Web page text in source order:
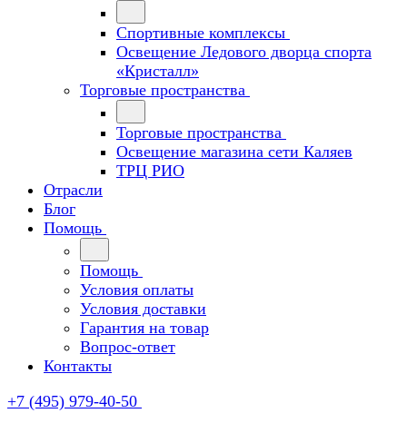
Спортивные комплексы
Освещение Ледового дворца спорта
«Кристалл»
Торговые пространства
Торговые пространства
Освещение магазина сети Каляев
ТРЦ РИО
Отрасли
Блог
Помощь
Помощь
Условия оплаты
Условия доставки
Гарантия на товар
Вопрос-ответ
Контакты
+7 (495) 979-40-50